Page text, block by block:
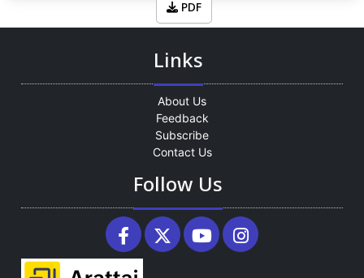
PDF
Links
About Us
Feedback
Subscribe
Contact Us
Follow Us